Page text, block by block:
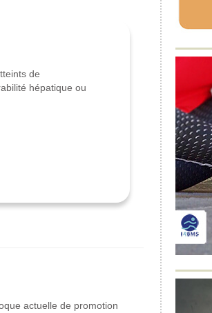
de
hépatique ou
actuelle de promotion